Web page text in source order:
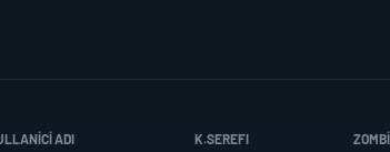
ADI K.SEREFI ZOMBI